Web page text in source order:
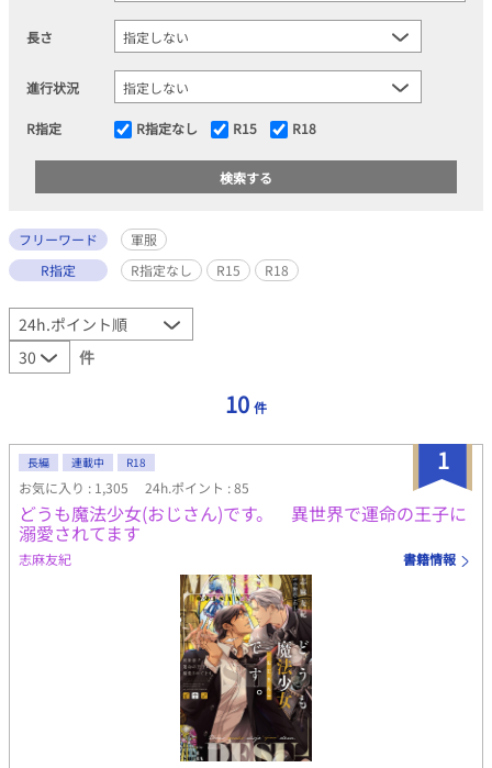
長さ
進行状況
R指定 R指定なし R15 R18
フリーワード
軍服
R指定
R指定なし R15 R18
件
10 件
1
長編 連載中 R18
お気に入り : 1,305 24h.ポイント : 85
どうも魔法少女(おじさん)です。 異世界で運命の王子に
溺愛されてます
志麻友紀 書籍情報